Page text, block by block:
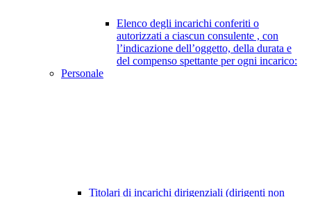
Elenco degli incarichi conferiti o
autorizzati a ciascun consulente , con
l’indicazione dell’oggetto, della durata e
del compenso spettante per ogni incarico:
Personale
Titolari di incarichi dirigenziali (dirigenti non